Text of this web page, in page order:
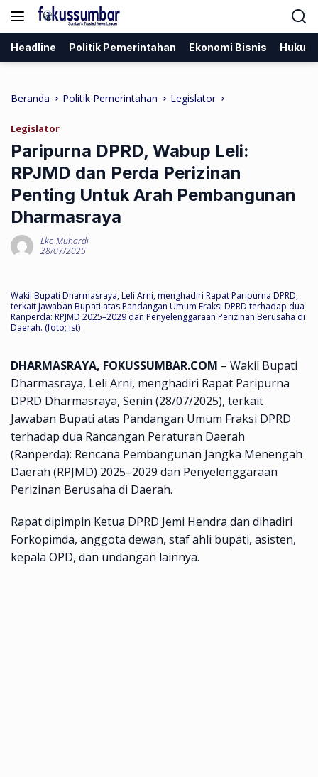
Langsung
Headline Politik Pemerintahan Ekonomi Bisnis Hukum
Beranda Politik Pemerintahan Legislator
Legislator
Paripurna DPRD, Wabup Leli:
RPJMD dan Perda Perizinan
Penting Untuk Arah Pembangunan
Dharmasraya
Eko Muhardi
28/07/2025
Wakil Bupati Dharmasraya, Leli Arni, menghadiri Rapat Paripurna DPRD,
terkait Jawaban Bupati atas Pandangan Umum Fraksi DPRD terhadap dua
Ranperda: RPJMD 2025–2029 dan Penyelenggaraan Perizinan Berusaha di
Daerah. (foto; ist)
DHARMASRAYA, FOKUSSUMBAR.COM – Wakil Bupati
Dharmasraya, Leli Arni, menghadiri Rapat Paripurna
DPRD Dharmasraya, Senin (28/07/2025), terkait
Jawaban Bupati atas Pandangan Umum Fraksi DPRD
terhadap dua Rancangan Peraturan Daerah
(Ranperda): Rencana Pembangunan Jangka Menengah
Daerah (RPJMD) 2025–2029 dan Penyelenggaraan
Perizinan Berusaha di Daerah.
Rapat dipimpin Ketua DPRD Jemi Hendra dan dihadiri
Forkopimda, anggota dewan, staf ahli bupati, asisten,
kepala OPD, dan undangan lainnya.